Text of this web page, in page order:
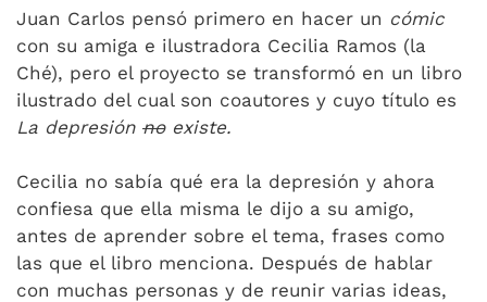
Juan Carlos pensó primero en hacer un cómic
con su amiga e ilustradora Cecilia Ramos (la
Ché), pero el proyecto se transformó en un libro
ilustrado del cual son coautores y cuyo título es
La depresión noexiste.
Cecilia no sabía qué era la depresión y ahora
confiesa que ella misma le dijo a su amigo,
antes de aprender sobre el tema, frases como
las que el libro menciona. Después de hablar
con muchas personas y de reunir varias ideas,